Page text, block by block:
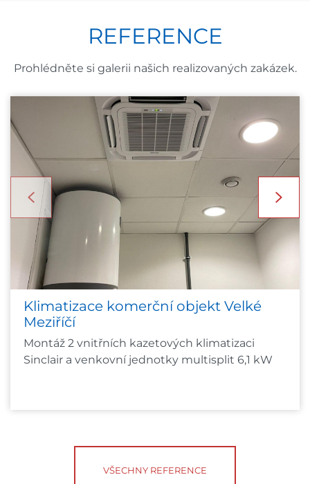
REFERENCE
Prohlédněte si galerii našich realizovaných zakázek.
Klimatizace komerční objekt Velké
Meziříčí
Montáž 2 vnitřních kazetových klimatizaci
Sinclair a venkovní jednotky multisplit 6,1 kW
VŠECHNY REFERENCE